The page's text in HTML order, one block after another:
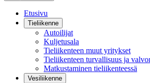
Etusivu
Tieliikenne
Autoilijat
Kuljetusala
Tieliikenteen muut yritykset
Tieliikenteen turvallisuus ja
Matkustaminen tieliikenteessä
Vesiliikenne